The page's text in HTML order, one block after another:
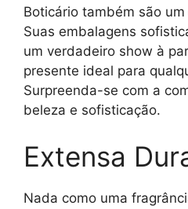
Boticário também são
Suas embalagens
um verdadeiro show à
presente ideal para
Surpreenda-se com a
beleza e sofisticação.
Extensa
Nada como uma